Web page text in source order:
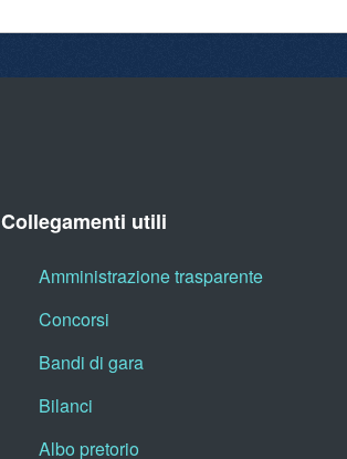
Collegamenti utili
Amministrazione trasparente
Concorsi
Bandi di gara
Bilanci
Albo pretorio